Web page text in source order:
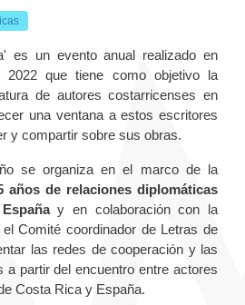
es un evento anual realizado en
2022 que tiene como objetivo la
de autores costarricenses en
una ventana a estos escritores
y compartir sobre sus obras.
se organiza en el marco de la
años de relaciones diplomáticas
y en colaboración con la
Comité coordinador de Letras de
las redes de cooperación y las
a partir del encuentro entre actores
Costa Rica y España.